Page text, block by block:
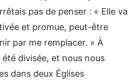
pas de penser : « Elle va
et promue, peut-être
par me remplacer. » À
été divisée, et nous nous
dans deux Églises